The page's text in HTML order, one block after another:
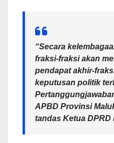
“Secara
fraksi-fraksi akan
pendapat akhir-
keputusan politik
APBD Provinsi
tandas Ketua DPRD